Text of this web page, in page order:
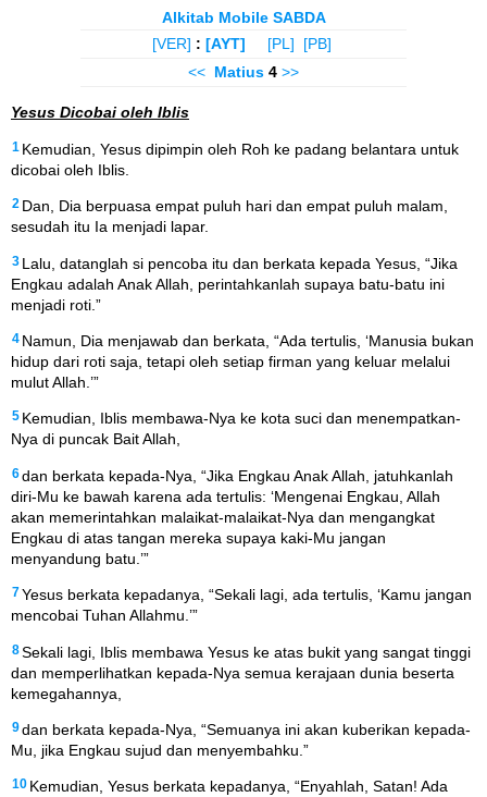
Alkitab Mobile SABDA
[VER] : [AYT] [PL]
[PB]
<< Matius 4 >>
Yesus Dicobai oleh Iblis
1 Kemudian, Yesus dipimpin oleh Roh ke padang belantara untuk
dicobai oleh Iblis.
2 Dan, Dia berpuasa empat puluh hari dan empat puluh malam,
sesudah itu Ia menjadi lapar.
3 Lalu, datanglah si pencoba itu dan berkata kepada Yesus, “Jika
Engkau adalah Anak Allah, perintahkanlah supaya batu-batu ini
menjadi roti.”
4 Namun, Dia menjawab dan berkata, “Ada tertulis, ‘Manusia bukan
hidup dari roti saja, tetapi oleh setiap firman yang keluar melalui
mulut Allah.’”
5 Kemudian, Iblis membawa-Nya ke kota suci dan menempatkan-
Nya di puncak Bait Allah,
6dan berkata kepada-Nya, “Jika Engkau Anak Allah, jatuhkanlah
diri-Mu ke bawah karena ada tertulis: ‘Mengenai Engkau, Allah
akan memerintahkan malaikat-malaikat-Nya dan mengangkat
Engkau di atas tangan mereka supaya kaki-Mu jangan
menyandung batu.’”
7Yesus berkata kepadanya, “Sekali lagi, ada tertulis, ‘Kamu jangan
mencobai Tuhan Allahmu.’”
8Sekali lagi, Iblis membawa Yesus ke atas bukit yang sangat tinggi
dan memperlihatkan kepada-Nya semua kerajaan dunia beserta
kemegahannya,
9dan berkata kepada-Nya, “Semuanya ini akan kuberikan kepada-
Mu, jika Engkau sujud dan menyembahku.”
10 Kemudian, Yesus berkata kepadanya, “Enyahlah, Satan! Ada